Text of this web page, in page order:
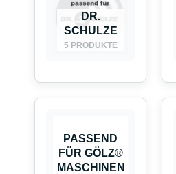
DR.
SCHULZE
5 PRODUKTE
PASSEND
FÜR GÖLZ®
MASCHINEN